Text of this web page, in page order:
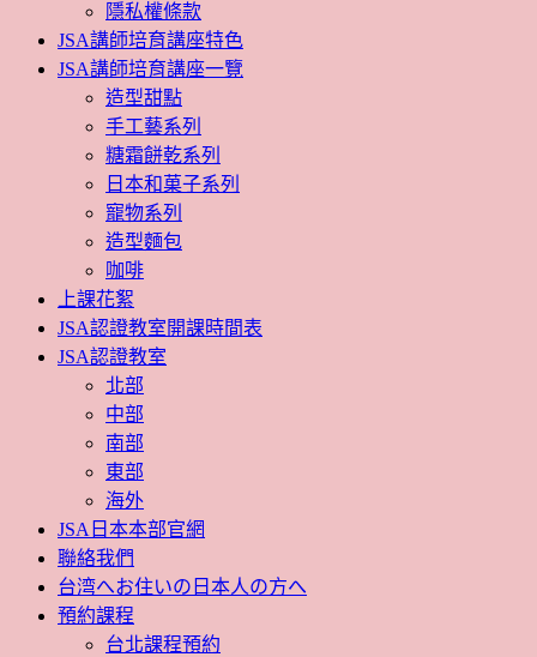
隱私權條款
JSA講師培育講座特色
JSA講師培育講座一覽
造型甜點
手工藝系列
糖霜餅乾系列
日本和菓子系列
寵物系列
造型麵包
咖啡
上課花絮
JSA認證教室開課時間表
JSA認證教室
北部
中部
南部
東部
海外
JSA日本本部官網
聯絡我們
台湾へお住いの日本人の方へ
預約課程
台北課程預約